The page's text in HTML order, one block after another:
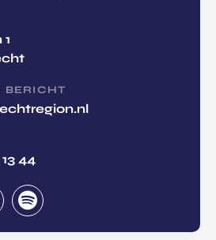
BERICHT
44